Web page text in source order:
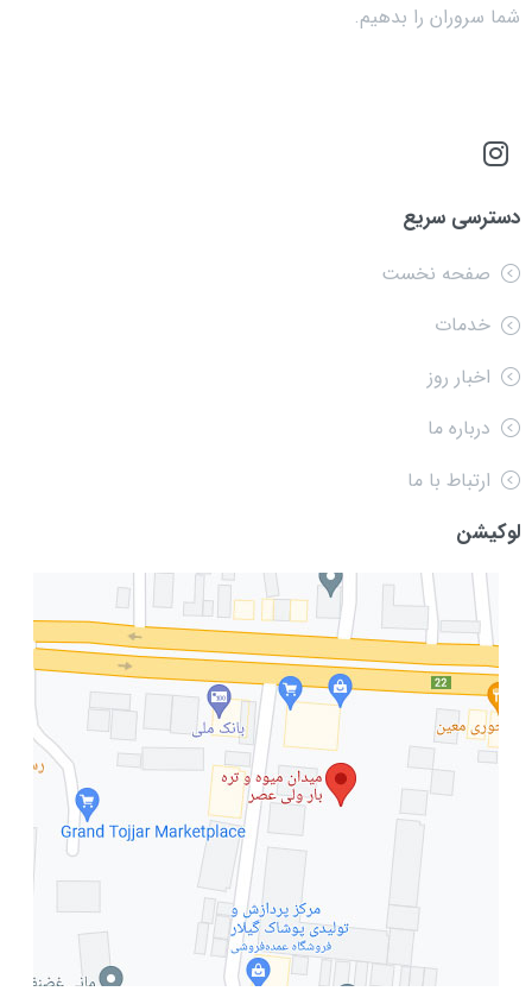
شما سروران را بدهیم.
دسترسی سریع
صفحه نخست
خدمات
اخبار روز
درباره ما
ارتباط با ما
لوکیشن